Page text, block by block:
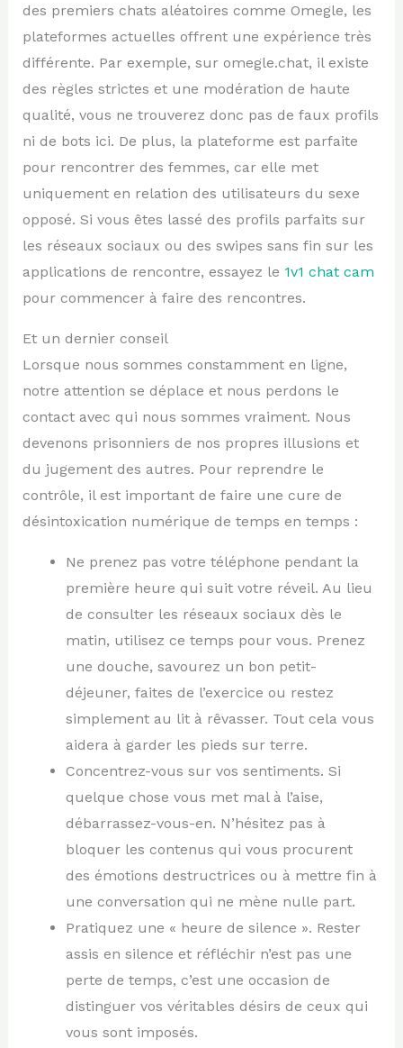
des premiers chats aléatoires comme Omegle, les
plateformes actuelles offrent une expérience très
différente. Par exemple, sur omegle.chat, il existe
des règles strictes et une modération de haute
qualité, vous ne trouverez donc pas de faux profils
ni de bots ici. De plus, la plateforme est parfaite
pour rencontrer des femmes, car elle met
uniquement en relation des utilisateurs du sexe
opposé. Si vous êtes lassé des profils parfaits sur
les réseaux sociaux ou des swipes sans fin sur les
applications de rencontre, essayez le 1v1 chat cam
pour commencer à faire des rencontres.
Et un dernier conseil
Lorsque nous sommes constamment en ligne,
notre attention se déplace et nous perdons le
contact avec qui nous sommes vraiment. Nous
devenons prisonniers de nos propres illusions et
du jugement des autres. Pour reprendre le
contrôle, il est important de faire une cure de
désintoxication numérique de temps en temps :
Ne prenez pas votre téléphone pendant la
première heure qui suit votre réveil. Au lieu
de consulter les réseaux sociaux dès le
matin, utilisez ce temps pour vous. Prenez
une douche, savourez un bon petit-
déjeuner, faites de l’exercice ou restez
simplement au lit à rêvasser. Tout cela vous
aidera à garder les pieds sur terre.
Concentrez-vous sur vos sentiments. Si
quelque chose vous met mal à l’aise,
débarrassez-vous-en. N’hésitez pas à
bloquer les contenus qui vous procurent
des émotions destructrices ou à mettre fin à
une conversation qui ne mène nulle part.
Pratiquez une « heure de silence ». Rester
assis en silence et réfléchir n’est pas une
perte de temps, c’est une occasion de
distinguer vos véritables désirs de ceux qui
vous sont imposés.